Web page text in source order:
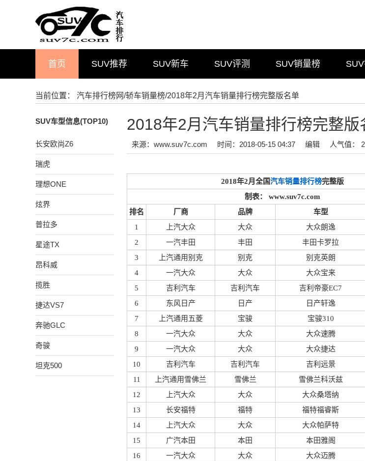
首页 SUV推荐 SUV新车 SUV评测 SUV销量榜
当前位置： 汽车排行榜网/轿车销量榜/2018年2月汽车销量排行榜完整版名单
SUV车型信息(TOP10)
长安欧尚Z6
瑞虎
理想ONE
炫界
普拉多
星途TX
昂科威
揽胜
捷达VS7
奔驰GLC
奇骏
坦克500
2018年2月汽车销量排行榜完整版
来源：www.suv7c.com 时间：2018-05-15 04:37 编辑 人气值：
2018年2月全国汽车销量排行榜完整版
制表： www.suv7c.com
排名
厂商 品牌 车型
1
上汽大众 大众 大众朗逸
2
一汽丰田 丰田 丰田卡罗拉
3
上汽通用别克 别克 别克英朗
4
一汽大众 大众 大众宝来
5
吉利汽车 吉利汽车 吉利帝豪EC7
6
东风日产 日产 日产轩逸
7
上汽通用五菱 宝骏 宝骏310
8
一汽大众 大众 大众速腾
9
一汽大众 大众 大众捷达
10
吉利汽车 吉利汽车 吉利远景
11
上汽通用雪佛兰 雪佛兰 雪佛兰科沃兹
12
上汽大众 大众 大众桑塔纳
13
长安福特 福特 福特福睿斯
14
上汽大众 大众 大众帕萨特
15
广汽本田 本田 本田雅阁
16
一汽大众 大众 大众迈腾